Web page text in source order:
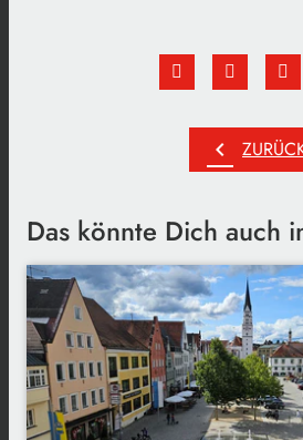
chevron_left
Das könnte Dich auch